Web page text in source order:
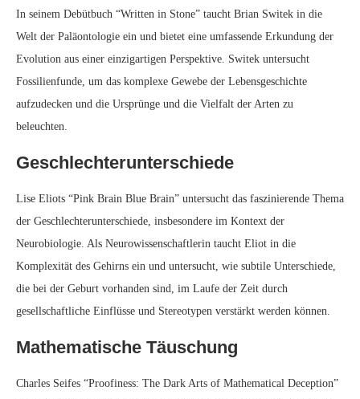
In seinem Debütbuch “Written in Stone” taucht Brian Switek in die
Welt der Paläontologie ein und bietet eine umfassende Erkundung der
Evolution aus einer einzigartigen Perspektive. Switek untersucht
Fossilienfunde, um das komplexe Gewebe der Lebensgeschichte
aufzudecken und die Ursprünge und die Vielfalt der Arten zu
beleuchten.
Geschlechterunterschiede
Lise Eliots “Pink Brain Blue Brain” untersucht das faszinierende Thema
der Geschlechterunterschiede, insbesondere im Kontext der
Neurobiologie. Als Neurowissenschaftlerin taucht Eliot in die
Komplexität des Gehirns ein und untersucht, wie subtile Unterschiede,
die bei der Geburt vorhanden sind, im Laufe der Zeit durch
gesellschaftliche Einflüsse und Stereotypen verstärkt werden können.
Mathematische Täuschung
Charles Seifes “Proofiness: The Dark Arts of Mathematical Deception”